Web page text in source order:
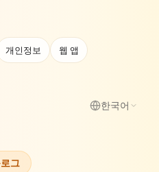
개인정보 웹 앱
한국어
그